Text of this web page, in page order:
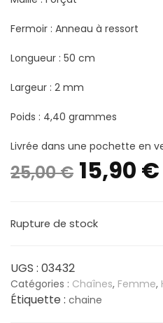
Fermoir : Anneau à ressort
Longueur : 50 cm
Largeur : 2 mm
Poids : 4,40 grammes
Livrée dans une pochette en
25,00€ Le
initial
25,00 €.
15,90 €
Rupture de stock
UGS : 03432
Catégories : Chaînes, Femme,
Étiquette : chaine